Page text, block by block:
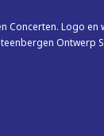
Concerten. Logo
Ontwerp